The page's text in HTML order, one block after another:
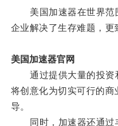
美国加速器在世界范
企业解决了生存难题，更
美国加速器官网
通过提供大量的投资
将创意化为切实可行的
导。
同时，加速器还通过